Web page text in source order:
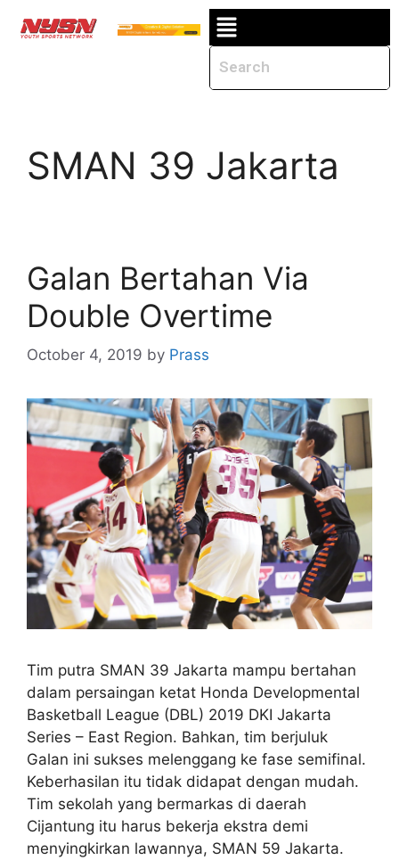
SMAN 39 Jakarta
Galan Bertahan Via
Double Overtime
October 4, 2019 by Prass
Tim putra SMAN 39 Jakarta mampu bertahan
dalam persaingan ketat Honda Developmental
Basketball League (DBL) 2019 DKI Jakarta
Series – East Region. Bahkan, tim berjuluk
Galan ini sukses melenggang ke fase semifinal.
Keberhasilan itu tidak didapat dengan mudah.
Tim sekolah yang bermarkas di daerah
Cijantung itu harus bekerja ekstra demi
menyingkirkan lawannya, SMAN 59 Jakarta.